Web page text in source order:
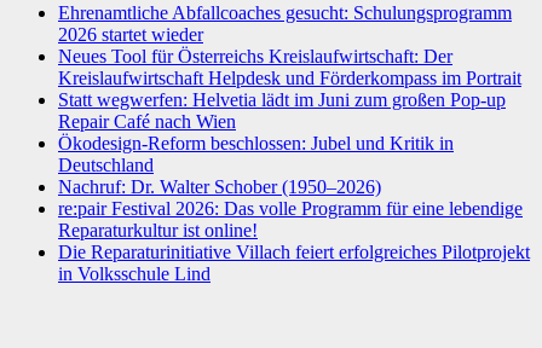
Ehrenamtliche Abfallcoaches gesucht: Schulungsprogramm
2026 startet wieder
Neues Tool für Österreichs Kreislaufwirtschaft: Der
Kreislaufwirtschaft Helpdesk und Förderkompass im Portrait
Statt wegwerfen: Helvetia lädt im Juni zum großen Pop-up
Repair Café nach Wien
Ökodesign-Reform beschlossen: Jubel und Kritik in
Deutschland
Nachruf: Dr. Walter Schober (1950–2026)
re:pair Festival 2026: Das volle Programm für eine lebendige
Reparaturkultur ist online!
Die Reparaturinitiative Villach feiert erfolgreiches Pilotprojekt
in Volksschule Lind